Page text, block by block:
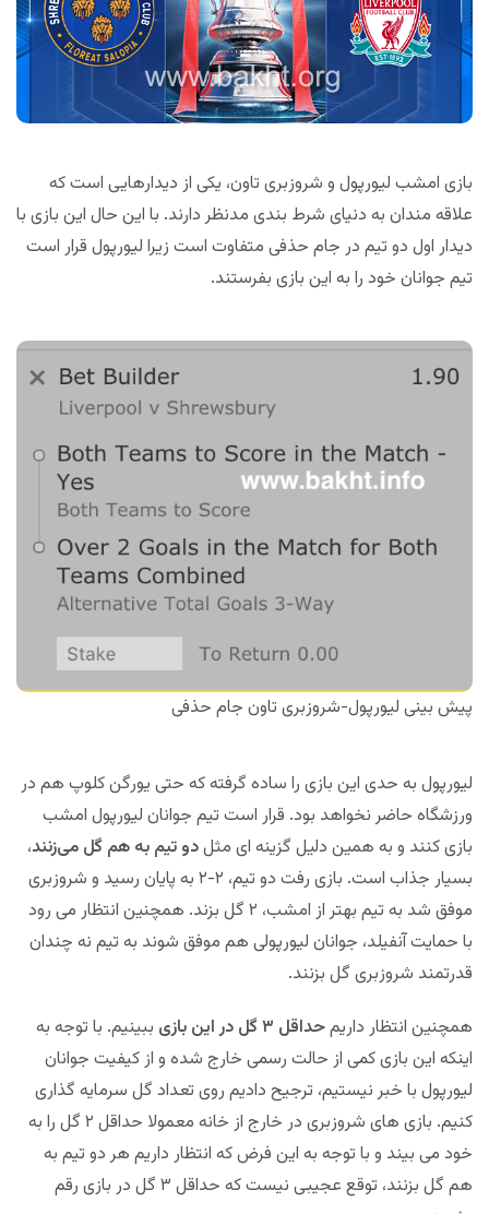
بازی امشب لیورپول و شروزبری تاون، یکی از دیدارهایی است که
علاقه مندان به دنیای شرط بندی مدنظر دارند. با این حال این بازی با
دیدار اول دو تیم در جام حذفی متفاوت است زیرا لیورپول قرار است
تیم جوانان خود را به این بازی بفرستند.
پیش بینی لیورپول-شروزبری تاون جام حذفی
لیورپول به حدی این بازی را ساده گرفته که حتی یورگن کلوپ هم در
ورزشگاه حاضر نخواهد بود. قرار است تیم جوانان لیورپول امشب
بازی کنند و به همین دلیل گزینه ای مثلدو تیم به هم گل می‌زنند،
بسیار جذاب است. بازی رفت دو تیم، ۲-۲ به پایان رسید و شروزبری
موفق شد به تیم بهتر از امشب، ۲ گل بزند. همچنین انتظار می رود
با حمایت آنفیلد، جوانان لیورپولی هم موفق شوند به تیم نه چندان
قدرتمند شروزبری گل بزنند.
همچنین انتظار داریمحداقل ۳ گل در این بازی
ببینیم. با توجه به
اینکه این بازی کمی از حالت رسمی خارج شده و از کیفیت جوانان
لیورپول با خبر نیستیم، ترجیح دادیم روی تعداد گل سرمایه گذاری
کنیم. بازی های شروزبری در خارج از خانه معمولا حداقل ۲ گل را به
خود می بیند و با توجه به این فرض که انتظار داریم هر دو تیم به
هم گل بزنند، توقع عجیبی نیست که حداقل ۳ گل در بازی رقم